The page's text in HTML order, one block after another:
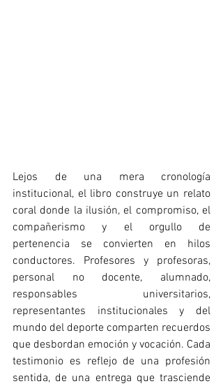
Lejos de una mera cronología
institucional, el libro construye un relato
coral donde la ilusión, el compromiso, el
compañerismo y el orgullo de
pertenencia se convierten en hilos
conductores. Profesores y profesoras,
personal no docente, alumnado,
responsables universitarios,
representantes institucionales y del
mundo del deporte comparten recuerdos
que desbordan emoción y vocación. Cada
testimonio es reflejo de una profesión
sentida, de una entrega que trasciende